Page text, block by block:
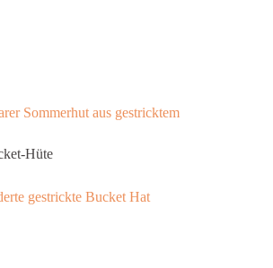
Sommerhut aus gestricktem
Hüte